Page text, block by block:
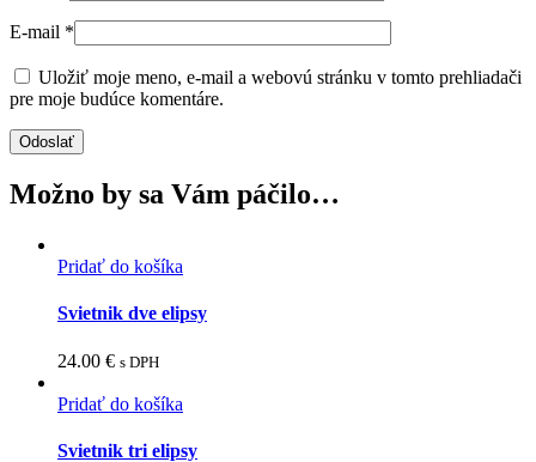
E-mail *
Uložiť moje meno, e-mail a webovú stránku v tomto prehliadači
pre moje budúce komentáre.
Možno by sa Vám páčilo…
Pridať do košíka
Svietnik dve elipsy
24.00 € s DPH
Pridať do košíka
Svietnik tri elipsy